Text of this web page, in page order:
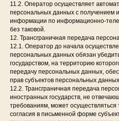
11.2. Оператор осуществляет
персональных данных с получением
информации по информационно-
без таковой.
12. Трансграничная передача
12.1. Оператор до начала
персональных данных обязан
государством, на территорию
передачу персональных данных,
прав субъектов персональных
12.2. Трансграничная передача
иностранных государств, не
требованиям, может осуществляться
согласия в письменной форме